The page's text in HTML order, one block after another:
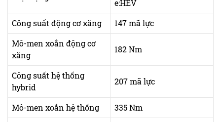
e:HEV
Công suất động cơ xăng
147 mã lực
Mô-men xoắn động cơ
xăng
182 Nm
Công suất hệ thống
hybrid
207 mã lực
Mô-men xoắn hệ thống
335 Nm